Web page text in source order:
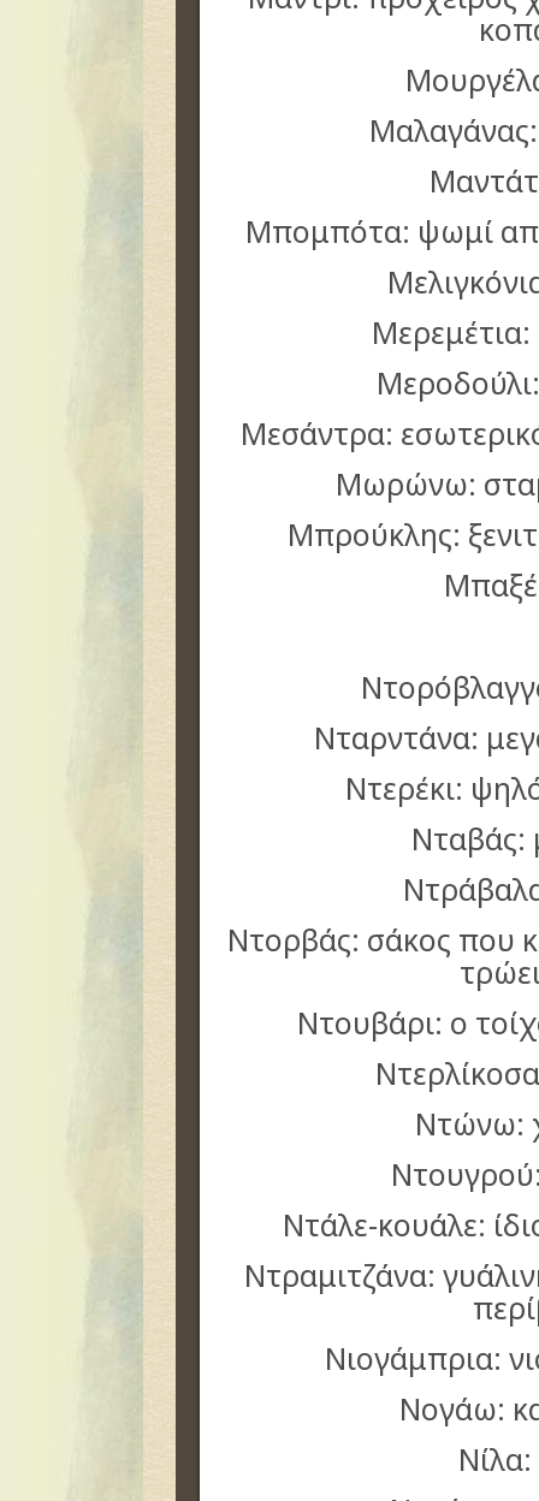
Μπομπότα: ψωμί
Μερεμέτια:
Μεσάντρα:
Μωρώνω:
Μπρούκλης:
Νταρντάνα:
Ντερέκι:
Νταβάς:
Ντορβάς: σάκος που
Ντουβάρι: ο
Ντώνω:
Ντάλε-κουάλε:
Ντραμιτζάνα:
Νιογάμπρια:
Νογάω: